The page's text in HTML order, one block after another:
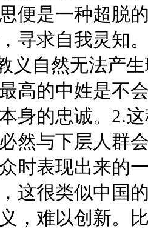
便是一种超脱
寻求自我灵知
义自然无法产
高的中姓是不
身的忠诚。2.
然与下层人群
时表现出来的
这很类似中国
，难以创新。